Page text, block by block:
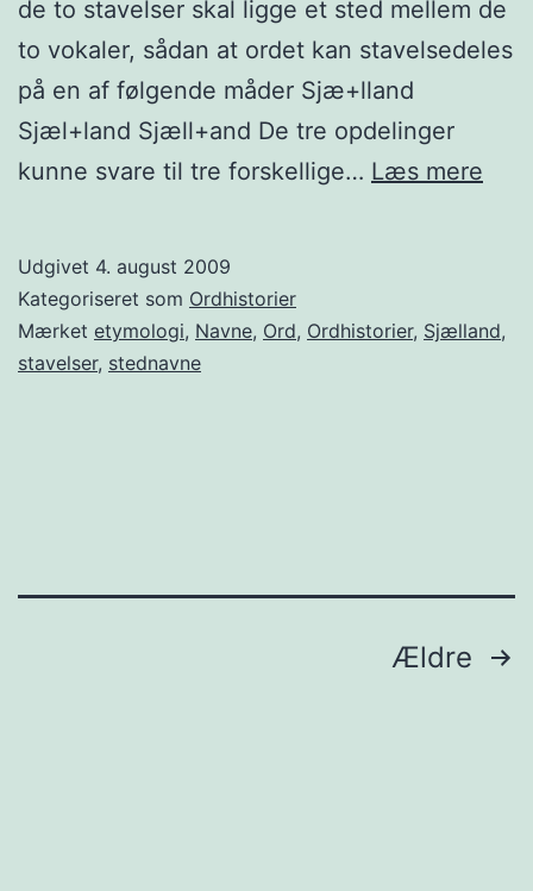
de to stavelser skal ligge et sted mellem de
to vokaler, sådan at ordet kan stavelsedeles
på en af følgende måder Sjæ+lland
Sjæl+land Sjæll+and De tre opdelinger
kunne svare til tre forskellige… Læs mere
Udgivet 4. august 2009
Kategoriseret som Ordhistorier
Mærket etymologi, Navne, Ord, Ordhistorier, Sjælland,
stavelser, stednavne
Ældre